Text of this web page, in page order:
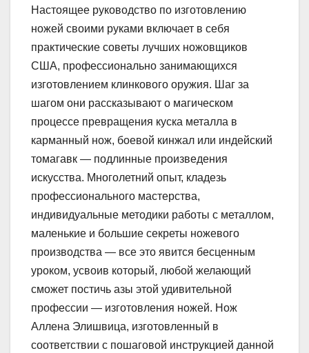
Настоящее руководство по изготовлению
ножей своими руками включает в себя
практические советы лучших ножовщиков
США, профессионально занимающихся
изготовлением клинкового оружия. Шаг за
шагом они рассказывают о магическом
процессе превращения куска металла в
карманный нож, боевой кинжал или индейский
томагавк — подлинные произведения
искусства. Многолетний опыт, кладезь
профессионального мастерства,
индивидуальные методики работы с металлом,
маленькие и большие секреты ножевого
производства — все это явится бесценным
уроком, усвоив который, любой желающий
сможет постичь азы этой удивительной
профессии — изготовления ножей. Нож
Аллена Элишвица, изготовленный в
соответствии с пошаговой инструкцией данной